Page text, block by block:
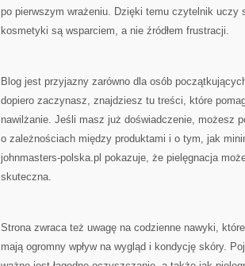
po pierwszym wrażeniu. Dzięki temu czytelnik uczy
kosmetyki są wsparciem, a nie źródłem frustracji.
Blog jest przyjazny zarówno dla osób
dopiero zaczynasz, znajdziesz tu treści, które
nawilżanie. Jeśli masz już doświadczenie, możesz
o zależnościach między produktami i o tym, jak
johnmasters-polska.pl pokazuje, że pielęgnacja
skuteczna.
Strona zwraca też uwagę na codzienne nawyki,
mają ogromny wpływ na wygląd i kondycję skóry.